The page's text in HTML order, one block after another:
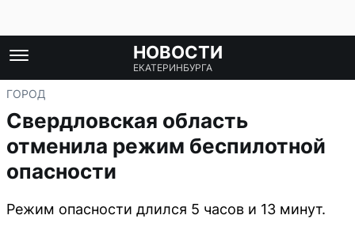
НОВОСТИ
ЕКАТЕРИНБУРГА
ГОРОД
Свердловская область
отменила режим беспилотной
опасности
Режим опасности длился 5 часов и 13 минут.